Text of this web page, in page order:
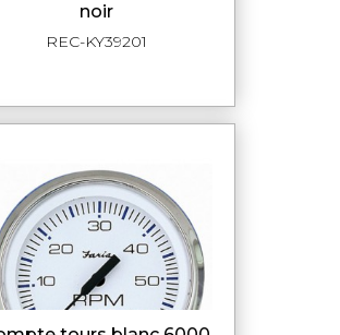
noir
REC-KY39201